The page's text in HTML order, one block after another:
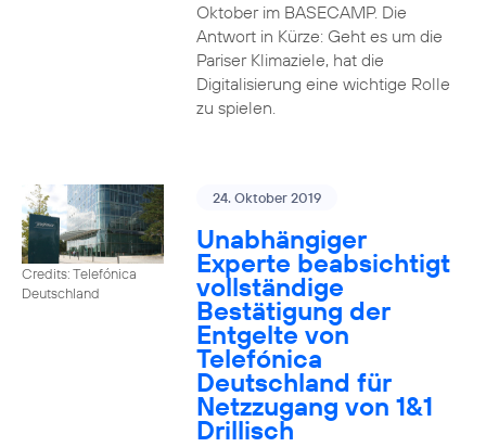
Oktober im BASECAMP. Die
Antwort in Kürze: Geht es um die
Pariser Klimaziele, hat die
Digitalisierung eine wichtige Rolle
zu spielen.
Credits: Telefónica
Deutschland
24. Oktober 2019
Unabhängiger
Experte beabsichtigt
vollständige
Bestätigung der
Entgelte von
Telefónica
Deutschland für
Netzzugang von 1&1
Drillisch